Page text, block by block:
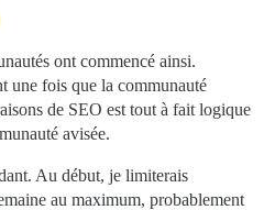
ont commencé ainsi.
une fois que la communauté
de SEO est tout à fait logique
avisée.
Au début, je limiterais
au maximum, probablement